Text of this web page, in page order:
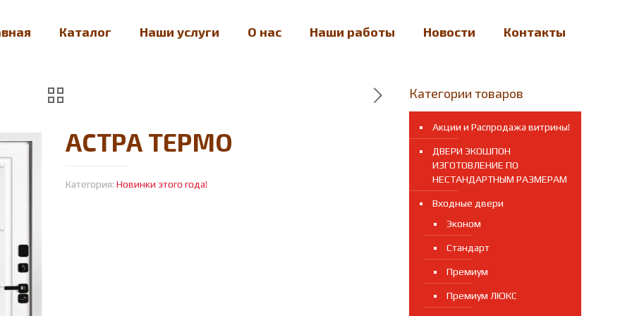
Каталог Наши услуги О нас Наши работы Новости Контакты
АСТРА ТЕРМО
Категория:Новинки этого года!
Категории товаров
Акции и Распродажа витрины!
ДВЕРИ ЭКОШПОН
ИЗГОТОВЛЕНИЕ ПО
НЕСТАНДАРТНЫМ РАЗМЕРАМ
Входные двери
Эконом
Стандарт
Премиум
Премиум ЛЮКС